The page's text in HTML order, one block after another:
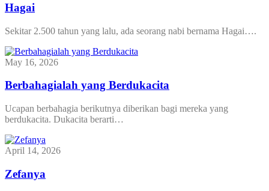
Hagai
Sekitar 2.500 tahun yang lalu, ada seorang nabi bernama Hagai….
May 16, 2026
Berbahagialah yang Berdukacita
Ucapan berbahagia berikutnya diberikan bagi mereka yang
berdukacita. Dukacita berarti…
April 14, 2026
Zefanya